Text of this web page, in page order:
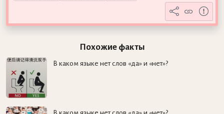
Похожие факты
В каком языке нет слов «да» и «нет»?